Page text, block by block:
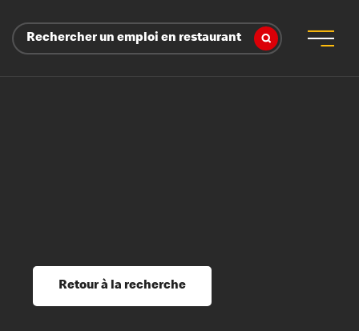
Rechercher un emploi en restaurant
et perfectionnement
du savoirRetour à la recherche